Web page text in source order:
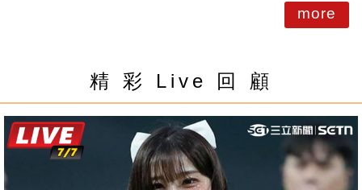
more
精 彩 Live 回 顧